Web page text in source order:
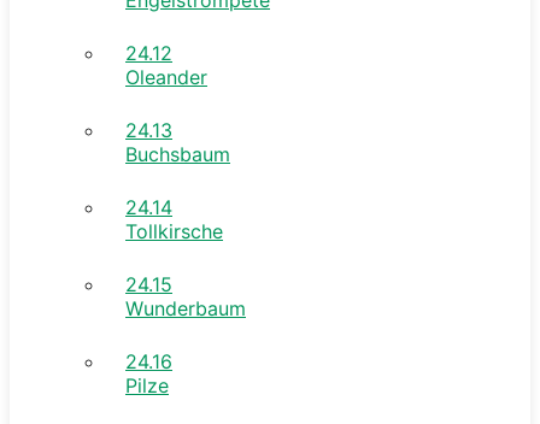
24.12
Oleander
24.13
Buchsbaum
24.14
Tollkirsche
24.15
Wunderbaum
24.16
Pilze